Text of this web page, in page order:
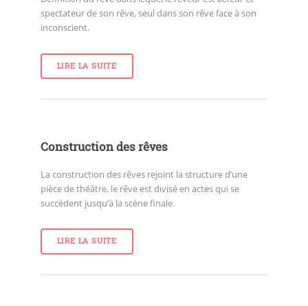
spectateur de son rêve, seul dans son rêve face à son
inconscient.
LIRE LA SUITE
Construction des rêves
La construction des rêves rejoint la structure d’une
pièce de théâtre, le rêve est divisé en actes qui se
succèdent jusqu’à la scène finale.
LIRE LA SUITE